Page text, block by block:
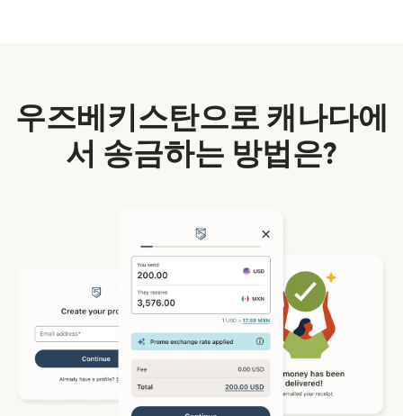
우즈베키스탄으로 캐나다에
서 송금하는 방법은?